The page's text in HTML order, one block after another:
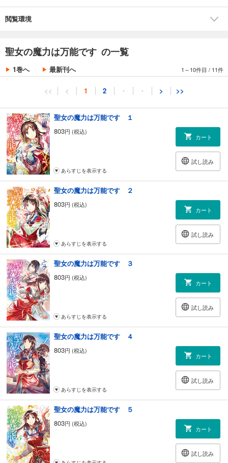
閲覧環境
聖女の魔力は万能です の一覧
1巻へ 最新刊へ 1～10件目 / 11件
<< < 1 2 ・ ・ > >>
聖女の魔力は万能です １
803円 (税込)
カート
試し読み
あらすじを表示する
聖女の魔力は万能です ２
803円 (税込)
カート
試し読み
あらすじを表示する
聖女の魔力は万能です ３
803円 (税込)
カート
試し読み
あらすじを表示する
聖女の魔力は万能です ４
803円 (税込)
カート
試し読み
あらすじを表示する
聖女の魔力は万能です ５
803円 (税込)
カート
試し読み